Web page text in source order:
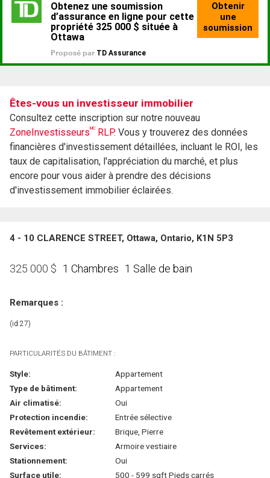
Êtes-vous un investisseur immobilier
Consultez cette inscription sur notre nouveau
ZoneInvestisseursMC RLP. Vous y trouverez des données
financières d'investissement détaillées, incluant le ROI, les
taux de capitalisation, l'appréciation du marché, et plus
encore pour vous aider à prendre des décisions
d'investissement immobilier éclairées.
4 - 10 CLARENCE STREET, Ottawa, Ontario, K1N 5P3
325 000 $ 1 Chambres 1 Salle de bain
Remarques :
(id:27)
PARTICULARITÉS DU BÂTIMENT :
Style:
Appartement
Type de bâtiment:
Appartement
Air climatisé:
Oui
Protection incendie:
Entrée sélective
Revêtement extérieur:
Brique, Pierre
Services:
Armoire vestiaire
Stationnement:
Oui
Surface utile:
500 - 599 sqft Pieds carrés